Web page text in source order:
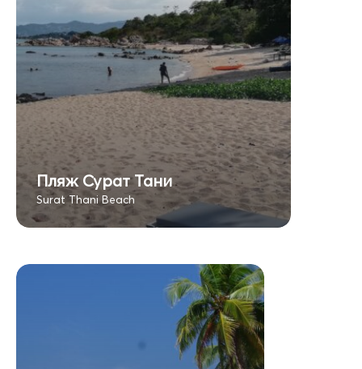
Пляж Сурат Тани
Surat Thani Beach